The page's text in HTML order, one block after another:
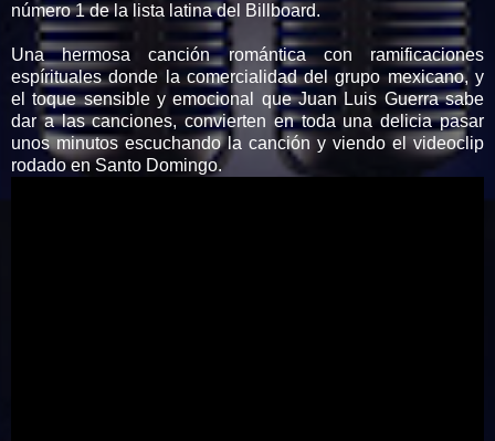
número 1 de la lista latina del Billboard.
Una hermosa canción romántica con ramificaciones
espírituales donde la comercialidad del grupo mexicano, y
el toque sensible y emocional que Juan Luis Guerra sabe
dar a las canciones, convierten en toda una delicia pasar
unos minutos escuchando la canción y viendo el videoclip
rodado en Santo Domingo.